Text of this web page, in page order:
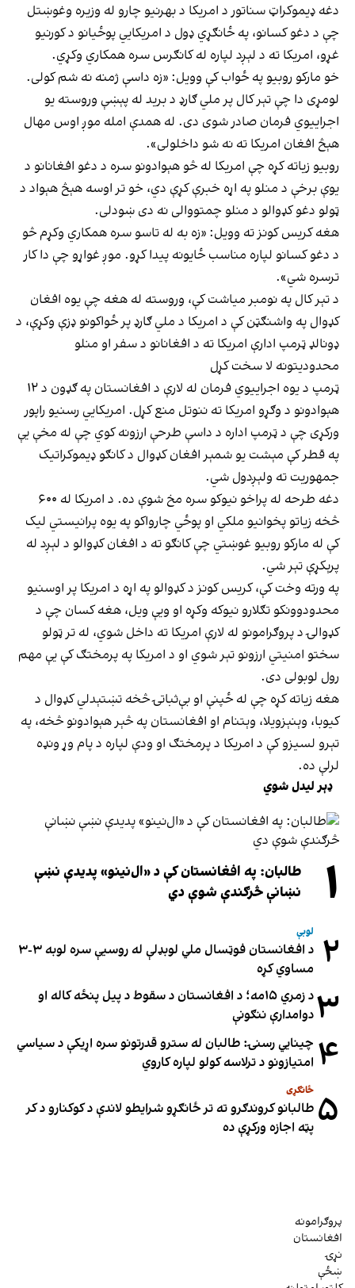
دغه ډیموکراټ سناتور د امریکا د بهرنیو چارو له وزیره وغوښتل
چې د دغو کسانو، په ځانګړي ډول د امریکايي پوځیانو د کورنیو
غړو، امریکا ته د لېږد لپاره له کانګرس سره همکاري وکړي.
خو مارکو روبیو په ځواب کې وویل: «زه داسې ژمنه نه شم کولی.
لومړی دا چې تېر کال پر ملي ګارډ د برید له پېښې وروسته یو
اجراییوي فرمان صادر شوی دی. له همدې امله موږ اوس مهال
هېڅ افغان امریکا ته نه شو داخلولی».
روبیو زیاته کړه چې امریکا له څو هېوادونو سره د دغو افغانانو د
یوې برخې د منلو په اړه خبرې کړې دي، خو تر اوسه هېڅ هېواد د
ټولو دغو کډوالو د منلو چمتووالی نه دی ښودلی.
هغه کریس کونز ته وویل: «زه به له تاسو سره همکاري وکړم څو
د دغو کسانو لپاره مناسب ځایونه پیدا کړو. موږ غواړو چې دا کار
ترسره شي».
د تېر کال په نومبر میاشت کې، وروسته له هغه چې یوه افغان
کډوال په واشنګټن کې د امریکا د ملي ګارډ پر ځواکونو ډزې وکړې، د
ډونالډ ټرمپ ادارې امریکا ته د افغانانو د سفر او منلو
محدودیتونه لا سخت کړل
ټرمپ د یوه اجراییوي فرمان له لارې د افغانستان په ګډون د ۱۲
هېوادونو د وګړو امریکا ته ننوتل منع کړل. امریکايي رسنیو راپور
ورکړی چې د ټرمپ اداره د داسې طرحې ارزونه کوي چې له مخې یې
په قطر کې مېشت یو شمېر افغان کډوال د کانګو ډیموکراتیک
جمهوریت ته ولېږدول شي.
دغه طرحه له پراخو نیوکو سره مخ شوې ده. د امریکا له ۶۰۰
څخه زیاتو پخوانیو ملکي او پوځي چارواکو په یوه پرانیستي لیک
کې له مارکو روبیو غوښتي چې کانګو ته د افغان کډوالو د لېږد له
پرېکړې تېر شي.
په ورته وخت کې، کریس کونز د کډوالو په اړه د امریکا پر اوسنیو
محدودوونکو تګلارو نیوکه وکړه او ویې ویل، هغه کسان چې د
کډوالۍ د پروګرامونو له لارې امریکا ته داخل شوي، له تر ټولو
سختو امنیتي ارزونو تېر شوي او د امریکا په پرمختګ کې یې مهم
رول لوبولی دی.
هغه زیاته کړه چې له ځپنې او بې‌ثباتۍ څخه تښتېدلي کډوال د
کیوبا، وېنېزویلا، وېتنام او افغانستان په څېر هېوادونو څخه، په
تېرو لسیزو کې د امریکا د پرمختګ او ودې لپاره د پام وړ ونډه
لرلې ده.
ډېر لیدل شوي
۱
طالبان: په افغانستان کې د «ال‌نینو» پدیدې نښې
نښانې څرګندې شوې دي
۲ لوبې
د افغانستان فوټسال ملي لوبډلې له روسیې سره لوبه ۳-۳
مساوي کړه
۳
د زمري ۱۵مه؛ د افغانستان د سقوط د پیل پنځه کاله او
دوامدارې ننګونې
۴ چینایي رسنۍ: طالبان له سترو قدرتونو سره اړیکې د سیاسي
امتیازونو د ترلاسه کولو لپاره کاروي
۵ ځانګړی
طالبانو کروندګرو ته تر ځانګړو شرایطو لاندې د کوکنارو د کر
پټه اجازه ورکړې ده
پروګرامونه
افغانستان
نړۍ
ښځې